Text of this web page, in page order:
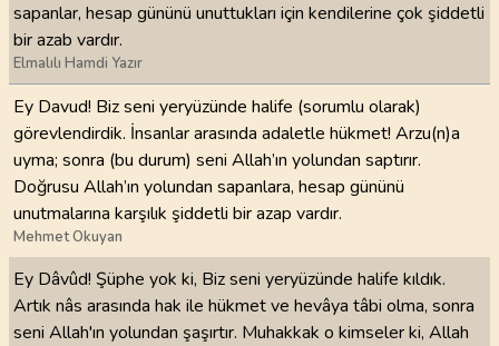
sapanlar, hesap gününü unuttukları için kendilerine çok şiddetli
bir azab vardır.
Elmalılı Hamdi Yazır
Ey Davud! Biz seni yeryüzünde halife (sorumlu olarak)
görevlendirdik. İnsanlar arasında adaletle hükmet! Arzu(n)a
uyma; sonra (bu durum) seni Allah’ın yolundan saptırır.
Doğrusu Allah’ın yolundan sapanlara, hesap gününü
unutmalarına karşılık şiddetli bir azap vardır.
Mehmet Okuyan
Ey Dâvûd! Şüphe yok ki, Biz seni yeryüzünde halife kıldık.
Artık nâs arasında hak ile hükmet ve hevâya tâbi olma, sonra
seni Allah'ın yolundan şaşırtır. Muhakkak o kimseler ki, Allah